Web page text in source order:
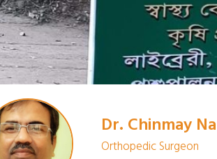
Dr. Chinmay
Orthopedic Surgeon